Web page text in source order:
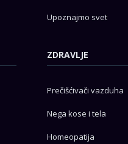
Upoznajmo svet
ZDRAVLJE
Prečišćivači vazduha
Nega kose i tela
Homeopatija